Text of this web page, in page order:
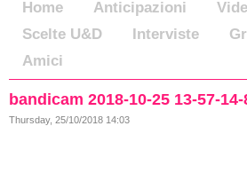
Home Anticipazioni
Scelte U&D
Interviste
Amici
bandicam 2018-10-25 13-57-14-
Thursday, 25/10/2018 14:03